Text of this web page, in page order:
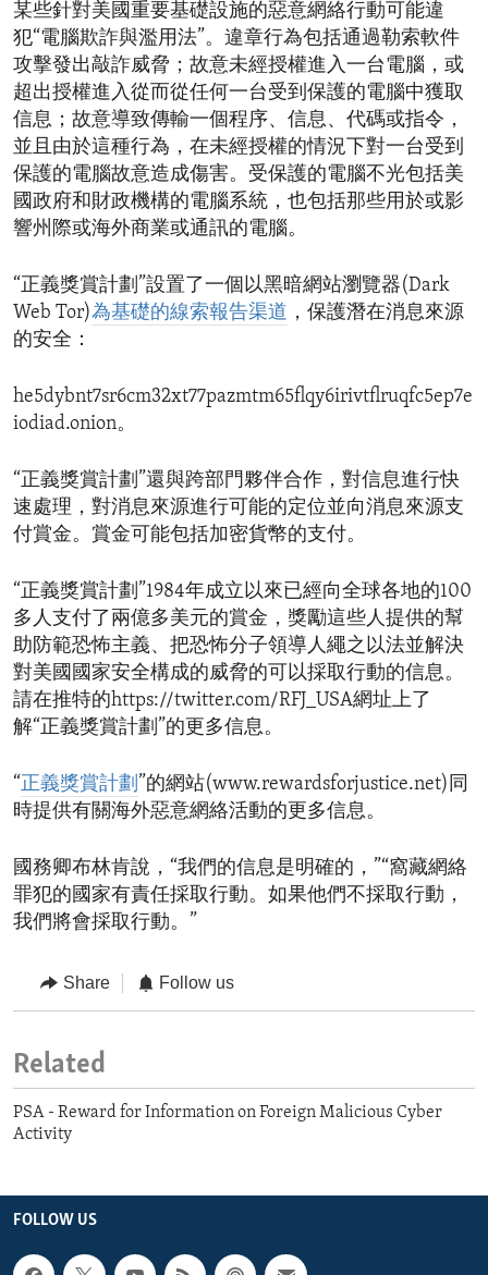
某些針對美國重要基礎設施的惡意網絡行動可能違
犯“電腦欺詐與濫用法”。違章行為包括通過勒索軟件
攻擊發出敲詐威脅；故意未經授權進入一台電腦，或
超出授權進入從而從任何一台受到保護的電腦中獲取
信息；故意導致傳輸一個程序、信息、代碼或指令，
並且由於這種行為，在未經授權的情況下對一台受到
保護的電腦故意造成傷害。受保護的電腦不光包括美
國政府和財政機構的電腦系統，也包括那些用於或影
響州際或海外商業或通訊的電腦。
“正義獎賞計劃”設置了一個以黑暗網站瀏覽器(Dark
Web Tor)為基礎的線索報告渠道 ，保護潛在消息來源
的安全：
he5dybnt7sr6cm32xt77pazmtm65flqy6irivtflruqfc5ep7e
iodiad.onion。
“正義獎賞計劃”還與跨部門夥伴合作，對信息進行快
速處理，對消息來源進行可能的定位並向消息來源支
付賞金。賞金可能包括加密貨幣的支付。
“正義獎賞計劃”1984年成立以來已經向全球各地的100
多人支付了兩億多美元的賞金，獎勵這些人提供的幫
助防範恐怖主義、把恐怖分子領導人繩之以法並解決
對美國國家安全構成的威脅的可以採取行動的信息。
請在推特的https://twitter.com/RFJ_USA網址上了
解“正義獎賞計劃”的更多信息。
“正義獎賞計劃 ”的網站(www.rewardsforjustice.net)同
時提供有關海外惡意網絡活動的更多信息。
國務卿布林肯說，“我們的信息是明確的，”“窩藏網絡
罪犯的國家有責任採取行動。如果他們不採取行動，
我們將會採取行動。”
Share Follow us
Related
PSA - Reward for Information on Foreign Malicious Cyber
Activity
FOLLOW US